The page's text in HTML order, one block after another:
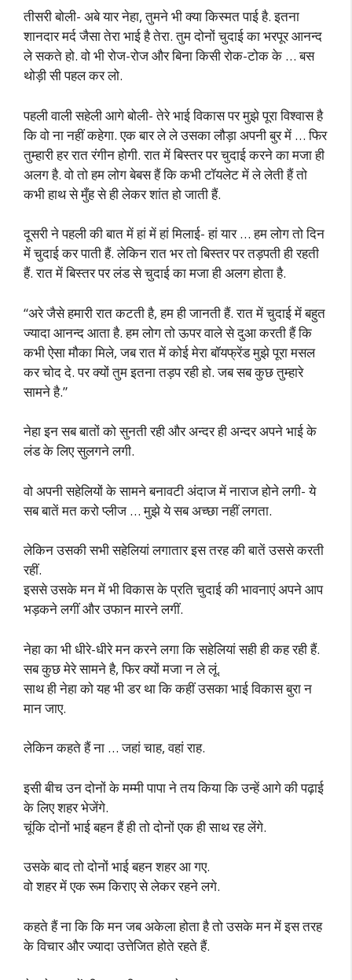
तीसरी बोली- अबे यार नेहा, तुमने भी क्या किस्मत पाई है. इतना
शानदार मर्द जैसा तेरा भाई है तेरा. तुम दोनों चुदाई का भरपूर आनन्द
ले सकते हो. वो भी रोज-रोज और बिना किसी रोक-टोक के … बस
थोड़ी सी पहल कर लो.
पहली वाली सहेली आगे बोली- तेरे भाई विकास पर मुझे पूरा विश्वास है
कि वो ना नहीं कहेगा. एक बार ले ले उसका लौड़ा अपनी बुर में … फिर
तुम्हारी हर रात रंगीन होगी. रात में बिस्तर पर चुदाई करने का मजा ही
अलग है. वो तो हम लोग बेबस हैं कि कभी टॉयलेट में ले लेती हैं तो
कभी हाथ से मुँह से ही लेकर शांत हो जाती हैं.
दूसरी ने पहली की बात में हां में हां मिलाई- हां यार … हम लोग तो दिन
में चुदाई कर पाती हैं. लेकिन रात भर तो बिस्तर पर तड़पती ही रहती
हैं. रात में बिस्तर पर लंड से चुदाई का मजा ही अलग होता है.
“अरे जैसे हमारी रात कटती है, हम ही जानती हैं. रात में चुदाई में बहुत
ज्यादा आनन्द आता है. हम लोग तो ऊपर वाले से दुआ करती हैं कि
कभी ऐसा मौका मिले, जब रात में कोई मेरा बॉयफ्रेंड मुझे पूरा मसल
कर चोद दे. पर क्यों तुम इतना तड़प रही हो. जब सब कुछ तुम्हारे
सामने है.”
नेहा इन सब बातों को सुनती रही और अन्दर ही अन्दर अपने भाई के
लंड के लिए सुलगने लगी.
वो अपनी सहेलियों के सामने बनावटी अंदाज में नाराज होने लगी- ये
सब बातें मत करो प्लीज … मुझे ये सब अच्छा नहीं लगता.
लेकिन उसकी सभी सहेलियां लगातार इस तरह की बातें उससे करती
रहीं.
इससे उसके मन में भी विकास के प्रति चुदाई की भावनाएं अपने आप
भड़कने लगीं और उफान मारने लगीं.
नेहा का भी धीरे-धीरे मन करने लगा कि सहेलियां सही ही कह रही हैं.
सब कुछ मेरे सामने है, फिर क्यों मजा न ले लूं.
साथ ही नेहा को यह भी डर था कि कहीं उसका भाई विकास बुरा न
मान जाए.
लेकिन कहते हैं ना … जहां चाह, वहां राह.
इसी बीच उन दोनों के मम्मी पापा ने तय किया कि उन्हें आगे की पढ़ाई
के लिए शहर भेजेंगे.
चूंकि दोनों भाई बहन हैं ही तो दोनों एक ही साथ रह लेंगे.
उसके बाद तो दोनों भाई बहन शहर आ गए.
वो शहर में एक रूम किराए से लेकर रहने लगे.
कहते हैं ना कि कि मन जब अकेला होता है तो उसके मन में इस तरह
के विचार और ज्यादा उत्तेजित होते रहते हैं.